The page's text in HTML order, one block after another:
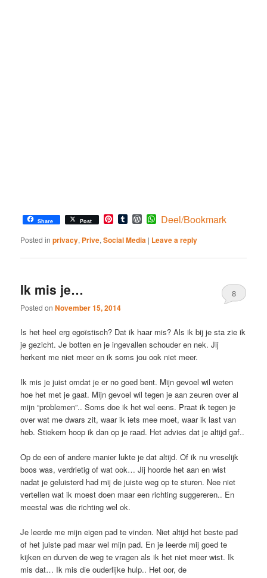
Share Post Pinterest
TumblrWordPress
WhatsApp
Deel/Bookmark
Posted in privacy, Prive,Social Media | Leave a reply
Ik mis je…
Posted onNovember 15, 2014
8
Is het heel erg egoïstisch? Dat ik haar mis? Als ik bij je sta zie ik
je gezicht. Je botten en je ingevallen schouder en nek. Jij
herkent me niet meer en ik soms jou ook niet meer.
Ik mis je juist omdat je er no goed bent. Mijn gevoel wil weten
hoe het met je gaat. Mijn gevoel wil tegen je aan zeuren over al
mijn “problemen”.. Soms doe ik het wel eens. Praat ik tegen je
over wat me dwars zit, waar ik iets mee moet, waar ik last van
heb. Stiekem hoop ik dan op je raad. Het advies dat je altijd gaf..
Op de een of andere manier lukte je dat altijd. Of ik nu vreselijk
boos was, verdrietig of wat ook… Jij hoorde het aan en wist
nadat je geluisterd had mij de juiste weg op te sturen. Nee niet
vertellen wat ik moest doen maar een richting suggereren.. En
meestal was die richting wel ok.
Je leerde me mijn eigen pad te vinden. Niet altijd het beste pad
of het juiste pad maar wel mijn pad. En je leerde mij goed te
kijken en durven de weg te vragen als ik het niet meer wist. Ik
mis dat… Ik mis die ouderlijke hulp.. Het oor, de